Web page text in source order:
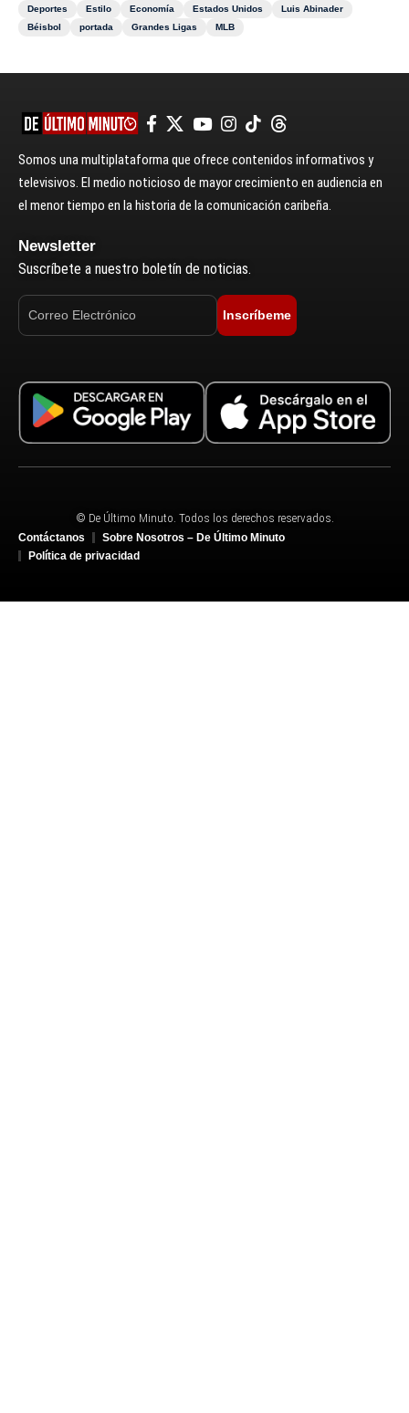
Deportes
Estilo Economía Estados Unidos
Luis Abinader
Béisbol
portada Grandes Ligas MLB
Somos una multiplataforma que ofrece contenidos informativos y
televisivos. El medio noticioso de mayor crecimiento en audiencia en
el menor tiempo en la historia de la comunicación caribeña.
Newsletter
Suscríbete a nuestro boletín de noticias.
Inscríbeme
© De Último Minuto. Todos los derechos reservados.
Contáctanos
Sobre Nosotros – De Último Minuto
Política de privacidad